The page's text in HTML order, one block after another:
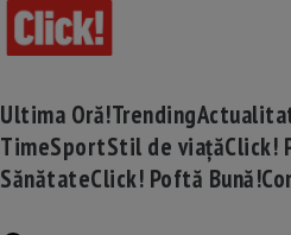
Ultima Oră!Trending
TimeSportStil de viațăClick!
SănătateClick! Poftă Bună!